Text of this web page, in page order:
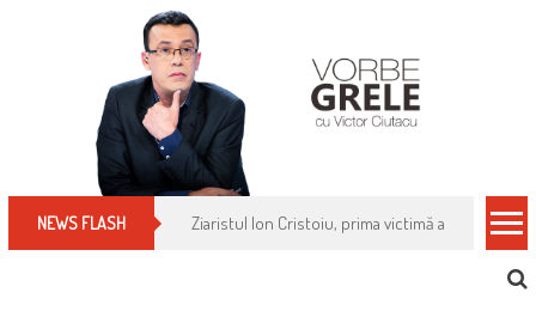
NEWS FLASH Cum îți schimbi, rapid, gratuit și eficient,